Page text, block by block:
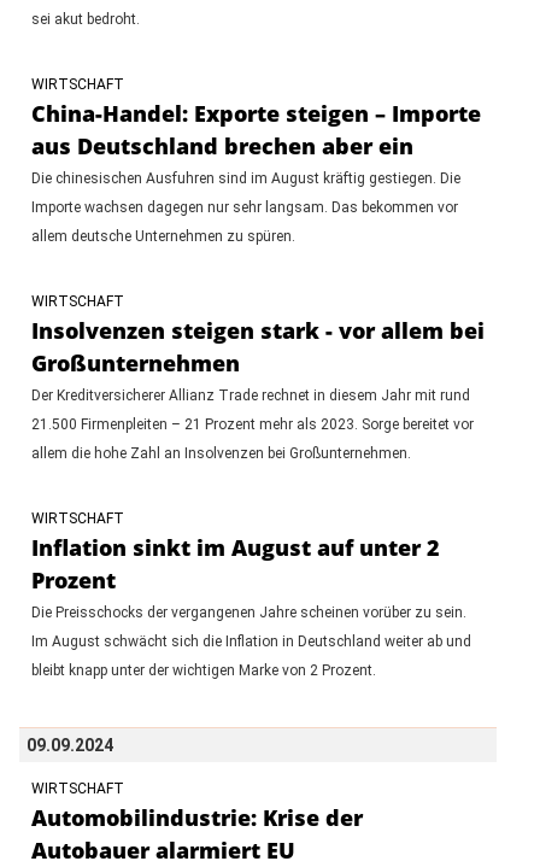
sei akut bedroht.
WIRTSCHAFT
China-Handel: Exporte steigen – Importe
aus Deutschland brechen aber ein
Die chinesischen Ausfuhren sind im August kräftig gestiegen. Die
Importe wachsen dagegen nur sehr langsam. Das bekommen vor
allem deutsche Unternehmen zu spüren.
WIRTSCHAFT
Insolvenzen steigen stark - vor allem bei
Großunternehmen
Der Kreditversicherer Allianz Trade rechnet in diesem Jahr mit rund
21.500 Firmenpleiten – 21 Prozent mehr als 2023. Sorge bereitet vor
allem die hohe Zahl an Insolvenzen bei Großunternehmen.
WIRTSCHAFT
Inflation sinkt im August auf unter 2
Prozent
Die Preisschocks der vergangenen Jahre scheinen vorüber zu sein.
Im August schwächt sich die Inflation in Deutschland weiter ab und
bleibt knapp unter der wichtigen Marke von 2 Prozent.
09.09.2024
WIRTSCHAFT
Automobilindustrie: Krise der
Autobauer alarmiert EU